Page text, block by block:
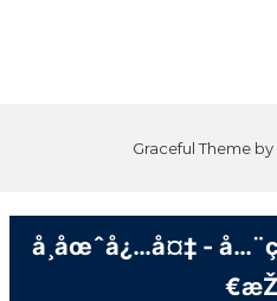
Graceful Theme by